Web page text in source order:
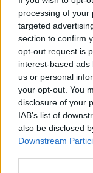
processing of your
targeted
section to confirm
opt-out request is
interest-based
us or personal
your opt-out. You
disclosure of your
IAB’s list of
also be disclosed
Downstream
των
μόνο
Έχετε
αλυσίδες
καυσίμου
σας.
την